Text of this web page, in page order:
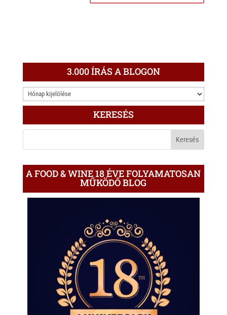
3.000 ÍRÁS A BLOGON
3.000
ÍRÁS
BLOGON
KERESÉS
A FOOD & WINE 18 ÉVE FOLYAMATOSAN
MŰKÖDŐ BLOG